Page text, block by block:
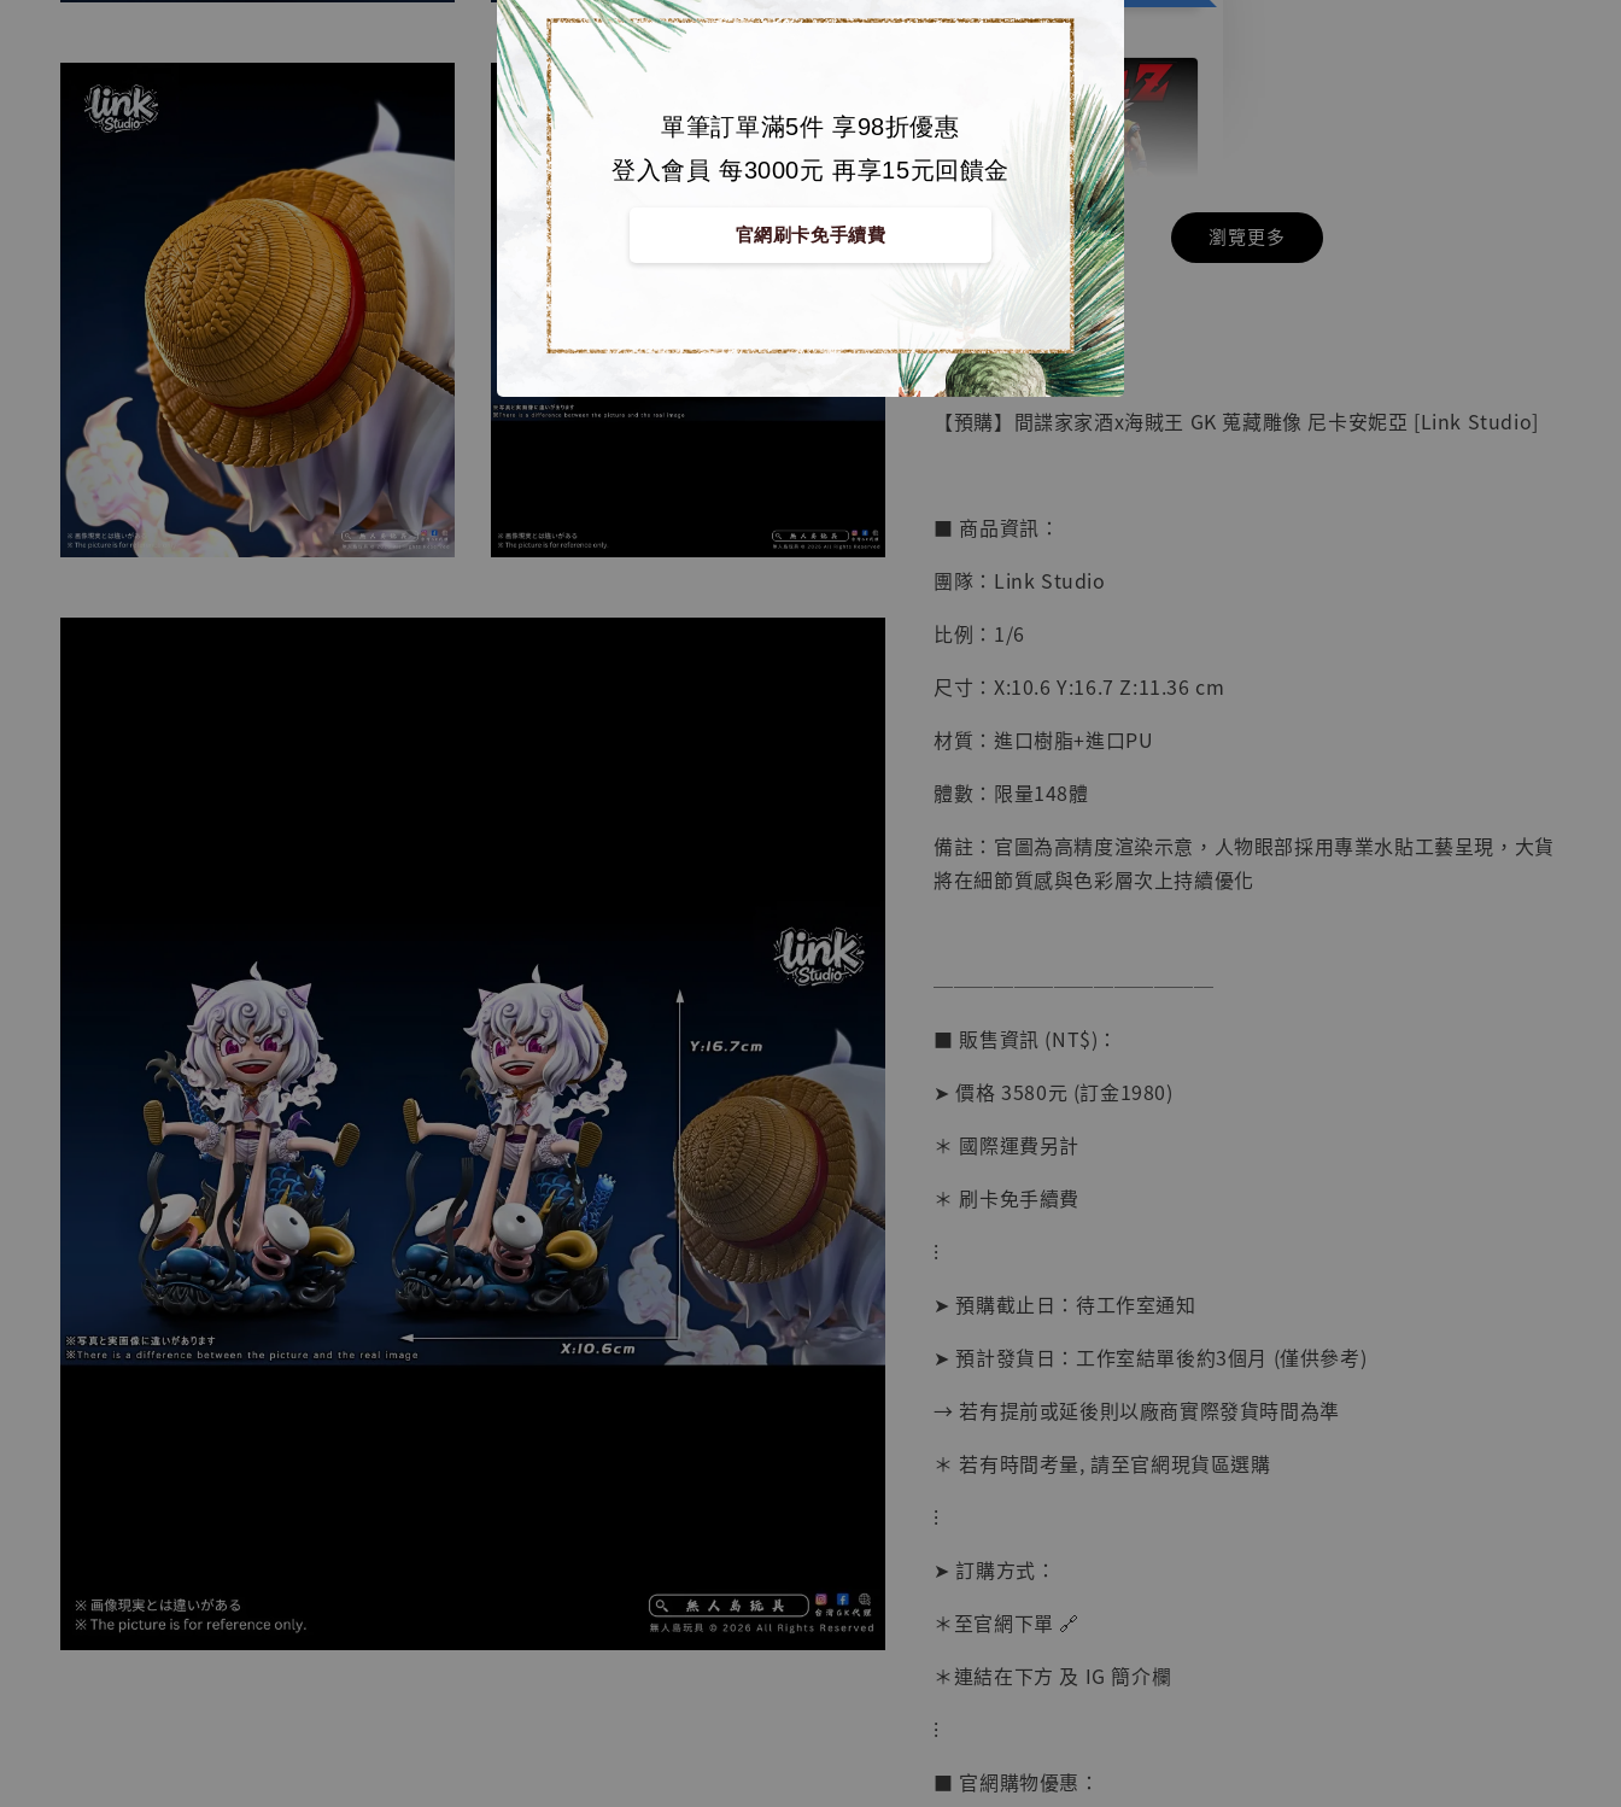
單筆訂單滿5件 享98折優惠
登入會員 每3000元 再享15元回饋金
官網刷卡免手續費
【店內現貨】七龍珠
系列蒐藏雕像 悟空
鳥山明紀念款 [奇蹟
工作室]
NT$ 4,280
- +
加入購物車
系列蒐藏雕像 布魯
克達摩 [7STARS
Studio]
NT$ 1,500
-
加入購物車
加購優惠【讓子彈飛 鵝城縣長 張麻子 [BK01]】
【現貨】
BJSTUDIO 1/6系列
可動蒐藏人偶 讓子
NT$ 4,980
瀏覽更多
🏝【無人島玩具】
【預購】間諜家家酒x海賊王 GK 蒐藏雕像 尼卡安妮亞 [Link Studio]
■ 商品資訊：
團隊：Link Studio
比例：1/6
尺寸：X:10.6 Y:16.7 Z:11.36 cm
材質：進口樹脂+進口PU
體數：限量148體
備註：官圖為高精度渲染示意，人物眼部採用專業水貼工藝呈現，大貨
將在細節質感與色彩層次上持續優化
──────────────
■ 販售資訊 (NT$)：
➤ 價格 3580元 (訂金1980)
＊ 國際運費另計
＊ 刷卡免手續費
⁝
➤ 預購截止日：待工作室通知
➤ 預計發貨日：工作室結單後約3個月 (僅供參考)
→ 若有提前或延後則以廠商實際發貨時間為準
＊ 若有時間考量, 請至官網現貨區選購
⁝
➤ 訂購方式：
＊至官網下單 🔗
＊連結在下方 及 IG 簡介欄
⁝
■ 官網購物優惠：